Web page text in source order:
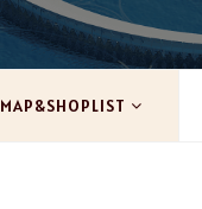
MAP&SHOPLIST